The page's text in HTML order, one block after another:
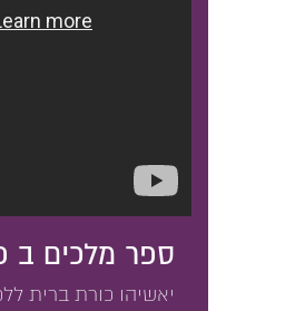
ספר מלכים ב
יאשיהו כורת ברית